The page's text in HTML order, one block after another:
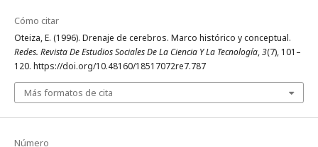
Cómo citar
Oteiza, E. (1996). Drenaje de cerebros. Marco histórico y conceptual.
Redes. Revista De Estudios Sociales De La Ciencia Y La Tecnología,3(7), 101–
120. https://doi.org/10.48160/18517072re7.787
Más formatos de cita
Número